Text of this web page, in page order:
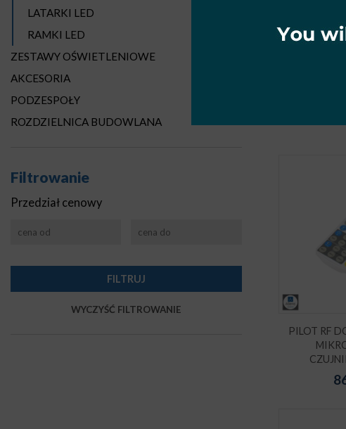
LATARKI LED
RAMKI LED
ZESTAWY OŚWIETLENIOWE
AKCESORIA
PODZESPOŁY
ROZDZIELNICA BUDOWLANA
Filtrowanie
Przedział cenowy
PILOT RF